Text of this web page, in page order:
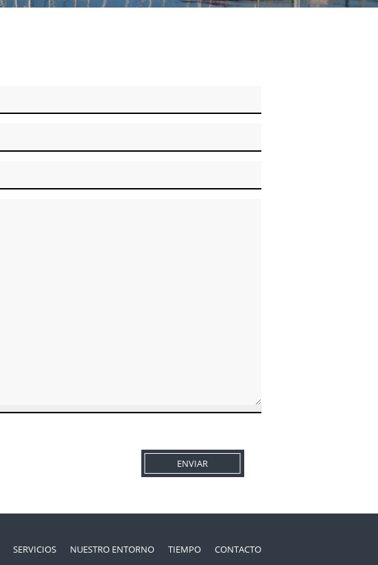
SERVICIOS NUESTRO ENTORNO TIEMPO CONTACTO